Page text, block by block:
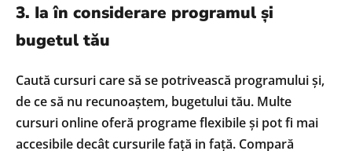
3. Ia în considerare programul și
bugetul tău
Caută cursuri care să se potrivească programului și,
de ce să nu recunoaștem, bugetului tău. Multe
cursuri online oferă programe flexibile și pot fi mai
accesibile decât cursurile față in față. Compară